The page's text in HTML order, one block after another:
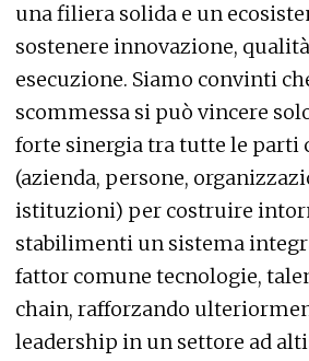
una filiera solida e un
sostenere innovazione,
esecuzione. Siamo convinti
scommessa si può vincere
forte sinergia tra tutte le parti
(azienda, persone,
istituzioni) per costruire
stabilimenti un sistema
fattor comune tecnologie,
chain, rafforzando
leadership in un settore ad